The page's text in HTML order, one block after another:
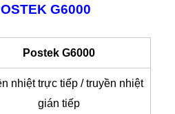
G6000
Postek G6000
nhiệt trực tiếp / truyền nhiệt
gián tiếp